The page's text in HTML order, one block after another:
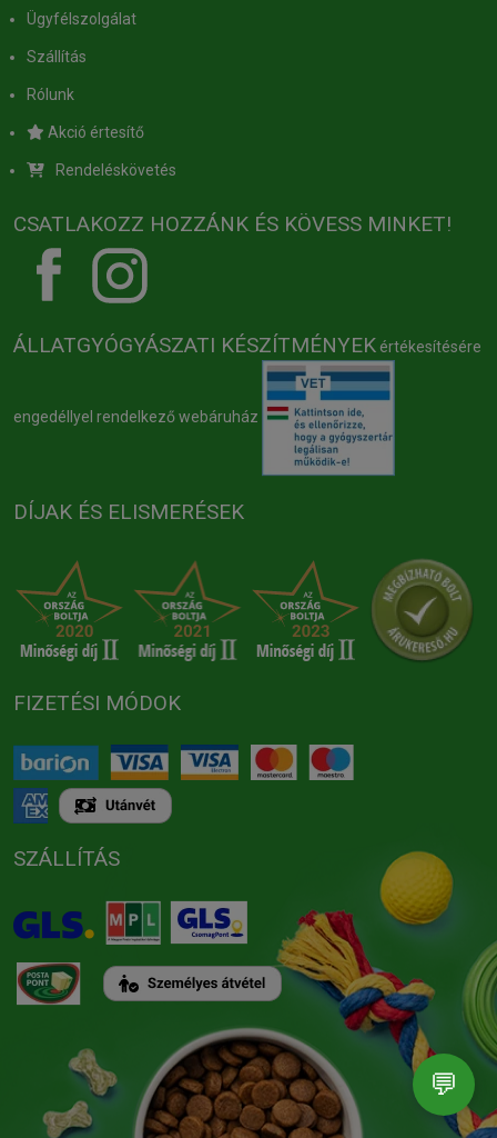
Ügyfélszolgálat
Szállítás
Rólunk
Akció értesítő
Rendeléskövetés
CSATLAKOZZ HOZZÁNK ÉS KÖVESS MINKET!
ÁLLATGYÓGYÁSZATI KÉSZÍTMÉNYEK értékesítésére
engedéllyel rendelkező webáruház
DÍJAK ÉS ELISMERÉSEK
FIZETÉSI MÓDOK
SZÁLLÍTÁS
💬